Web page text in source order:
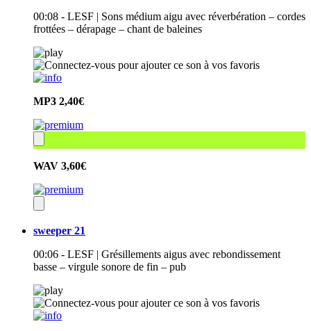
00:08 - LESF | Sons médium aigu avec réverbération – cordes
frottées – dérapage – chant de baleines
MP3 2,40€
WAV 3,60€
sweeper 21
00:06 - LESF | Grésillements aigus avec rebondissement
basse – virgule sonore de fin – pub